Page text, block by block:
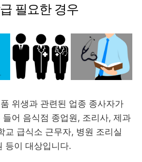
필요한 경우
위생과 관련된 업종 종사자가
어 음식점 종업원, 조리사, 제과
교 급식소 근무자, 병원 조리실
등이 대상입니다.